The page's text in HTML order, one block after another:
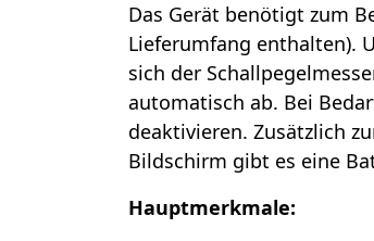
Das Gerät benötigt zum
Lieferumfang enthalten).
sich der
automatisch ab. Bei
deaktivieren. Zusätzlich
Bildschirm gibt es eine
Hauptmerkmale: